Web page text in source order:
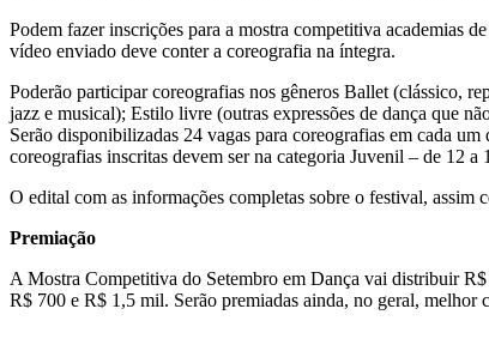
Podem fazer inscrições para a mostra competitiva academias
vídeo enviado deve conter a coreografia na íntegra.
Poderão participar coreografias nos gêneros Ballet (clássico,
jazz e musical); Estilo livre (outras expressões de dança que
Serão disponibilizadas 24 vagas para coreografias em cada
coreografias inscritas devem ser na categoria Juvenil – de 12
O edital com as informações completas sobre o festival, assim
Premiação
A Mostra Competitiva do Setembro em Dança vai distribuir
R$ 700 e R$ 1,5 mil. Serão premiadas ainda, no geral,